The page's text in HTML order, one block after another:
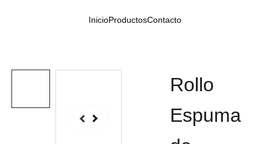
InicioProductosContacto
Rollo
Espuma